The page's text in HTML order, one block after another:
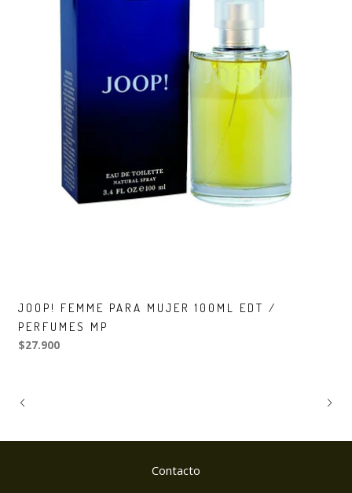
JOOP! FEMME PARA MUJER 100ML EDT /
PERFUMES MP
$27.900
Contacto